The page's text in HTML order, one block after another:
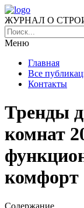
ЖУРНАЛ О
Меню
Главная
Все
Контакты
Тренды
комнат
комфорт
Содержание